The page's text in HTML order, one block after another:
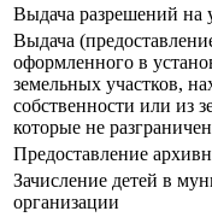
Выдача разрешений на
Выдача
оформленного в
земельных участков,
собственности или из
которые не
Предоставление
Зачисление детей в
организации